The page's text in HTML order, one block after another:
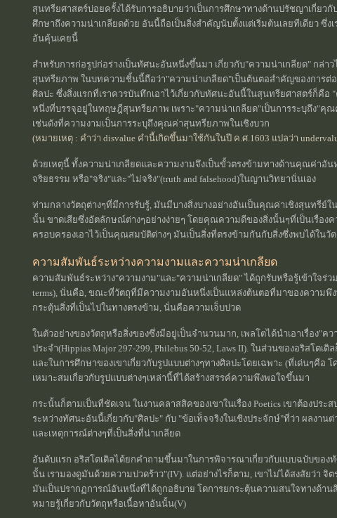
สุนทรียศาสตร์บ่อยครั้งได้รับการอธิบายว่าเป็นการศึกษาทางด้านปรัชญาเกี่ยวกั
ศึกษาถึงความน่าเกลียดด้วย อันนี้ถือเป็นสิ่งสำคัญนับตั้งแต่เริ่มต้นเลยทีเดียว ซึ่ง
อันคุ้นเคยนี้
สำหรับการก่อรูปก่อร่างเป็นทัศนะอันหนึ่งขึ้นมา เกี่ยวกับ"ความน่าเกลียด" ก
สุนทรียภาพ ในบทความชิ้นนี้ถือว่า"ความน่าเกลียด"เป็นต้นตอสำคัญของการต่
ศิลปะ ซึ่งสิ่งแรกที่เราควรบันทึกเอาไว้เกี่ยวกับทัศนะอันนี้ในสุนทรียศาสตร์ก็คือ
หนึ่งที่บรรจุอยู่ในทฤษฎีสุนทรียภาพ เพราะ"ความน่าเกลียด"เป็นการระบุถึง"คุณ
เช่นดังที่ความงามเป็นการระบุถึงคุณค่าสุนทรียภาพในเชิงบวก
(หมายเหตุ : คำว่า disvalue คำนี้เกิดขึ้นมาใช้กันในปี ค.ศ.1603 แปลว่า
ด้วยเหตุนี้ ทั้งความน่าเกลียดและความงามจึงเป็นขั้วตรงข้ามทางด้านคุณค่าอั
จริยธรรม หรือ"จริง"และ"ไม่จริง"(truth and falsehood)ในญานวิทยานั่นเอง
ท่ามกลางวัตถุต่างๆที่มีการรับรู้, มันมีบางสิ่งบางอย่างอันเป็นคุณค่าเชิงสุนทรีย์
นั้น ขาดเสียซึ่งอัตลักษณ์ต่างๆอย่างง่ายๆ โดยคุณความดีของสิ่งนั้นๆที่เป็นเรื่อง
ครอบครองเอาไว้เป็นคุณสมบัติต่างๆ มันเป็นสิ่งที่ตรงข้ามกันกับสิ่งซึ่งพบได้ในวั
ความสัมพันธ์ระหว่างความงามและความน่าเกลียด
ความสัมพันธ์ระหว่าง"ความงาม"และ"ความน่าเกลียด" ได้ถูกรับหรือรู้เข้าใจร่
terms), นั่นคือ, ขณะที่วัตถุที่มีความงามอันหนึ่งเป็นแหล่งต้นตอที่มาของความพึ
กระตุ้นสิ่งที่เป็นไปในทางตรงข้าม, นั่นคือความเจ็บปวด
ในตัวอย่างของวัตถุหรือสิ่งของซึ่งมีอยู่เป็นจำนวนมาก, เพลโตได้นำเอาเรื่อง"ค
ประจำ(Hippias Major 297-299, Philebus 50-52, Laws II). ในส่วนของอริสโต
และในการศึกษาของเขาเกี่ยวกับรูปแบบต่างๆทางศิลปะโดยเฉพาะ (ที่เด่นๆคื
เหมาะสมเกี่ยวกับรูปแบบต่างๆเหล่านี้ที่ได้สร้างสรรค์ความพึงพอใจขึ้นมา
กระนั้นก็ตามเป็นที่ชัดเจน ในงานคลาสสิคของเขาในเรื่อง Poetics เขาต้องปร
ระหว่างทัศนะอันนี้เกี่ยวกับ"ศิลปะ" กับ "ข้อเท็จจริงในเชิงประจักษ์"ที่ว่า ผลงาน
และเหตุการณ์ต่างๆที่เป็นสิ่งที่น่าเกลียด
อันดับแรก อริสโตเติลได้ยกคำถามขึ้นมาในการพิจารณาเกี่ยวกับแบบฉบับของ
นั้น เรามองดูมันด้วยความปวดร้าว"(IV). แต่อย่างไรก็ตาม, เขาไม่ได้สงสัยว่า จิ
มันเป็นปรากฏการณ์อันหนึ่งที่ได้ถูกอธิบาย โดการยกระตุ้นความสนใจทางด้าน
หมายรู้เกี่ยวกับวัตถุหรือเนื้อหาอันนั้น(V)